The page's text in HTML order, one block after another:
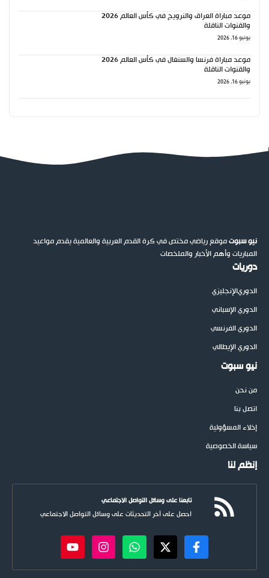
موعد مباراة العراق والنرويج في كأس العالم 2026
والقنوات الناقلة
يونيو 16, 2026
موعد مباراة فرنسا والسنغال في كأس العالم 2026
والقنوات الناقلة
يونيو 16, 2026
نيو سبوتموقع رياضي مختص في كرة القدم العربية والعالمية يقدم مواعيد
المباريات وأهم الأخبار والملخصات
دوريات
الدوريالإنجليزي
الدوري الإسباني
الدوري الفرنسي
الدوري الإيطالي
نيو سبوت
من نحن
اتصل بنا
إخلاء المسؤولية
سياسة الخصوصية
إنظم لنا
تابعنا على وسائل التواصل الاجتماعي
احصل على آخر التحديثات على وسائل التواصل الاجتماعي